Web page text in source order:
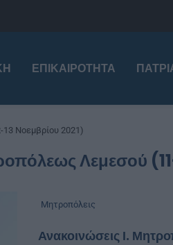
ΕΠΙΚΑΙΡΌΤΗΤΑ
Νοεμβρίου 2021)
Λεμεσού
Μητροπόλεις
Ανακοινώσεις Ι.